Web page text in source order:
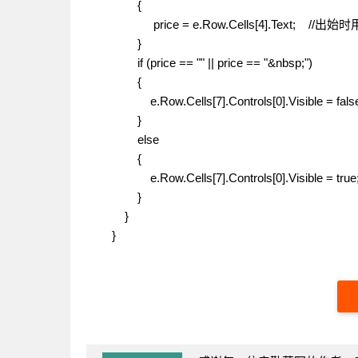
{
price = e.Row.Cells[4].Text; //出始时
}
if (price == "" || price == "&nbsp;")
{
e.Row.Cells[7].Controls[0].Visible =
}
else
{
e.Row.Cells[7].Controls[0].Visible = true;
}
}
}